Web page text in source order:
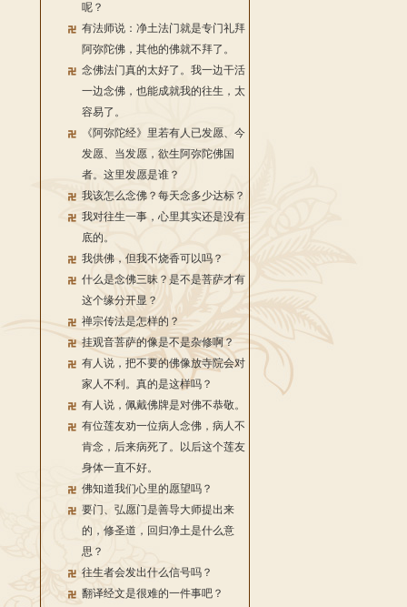
呢？
有法师说：净土法门就是专门礼拜
阿弥陀佛，其他的佛就不拜了。
念佛法门真的太好了。我一边干活
一边念佛，也能成就我的往生，太
容易了。
《阿弥陀经》里若有人已发愿、今
发愿、当发愿，欲生阿弥陀佛国
者。这里发愿是谁？
我该怎么念佛？每天念多少达标？
我对往生一事，心里其实还是没有
底的。
我供佛，但我不烧香可以吗？
什么是念佛三昧？是不是菩萨才有
这个缘分开显？
禅宗传法是怎样的？
挂观音菩萨的像是不是杂修啊？
有人说，把不要的佛像放寺院会对
家人不利。真的是这样吗？
有人说，佩戴佛牌是对佛不恭敬。
有位莲友劝一位病人念佛，病人不
肯念，后来病死了。以后这个莲友
身体一直不好。
佛知道我们心里的愿望吗？
要门、弘愿门是善导大师提出来
的，修圣道，回归净土是什么意
思？
往生者会发出什么信号吗？
翻译经文是很难的一件事吧？